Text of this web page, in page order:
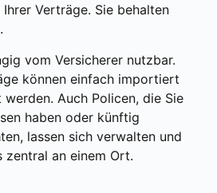
Ver­trä­ge. Sie behal­ten
vom Ver­si­che­rer nutz­bar.
kön­nen ein­fach impor­tiert
Auch Poli­cen, die Sie
haben oder künf­tig
las­sen sich ver­wal­ten und
zen­tral an einem Ort.